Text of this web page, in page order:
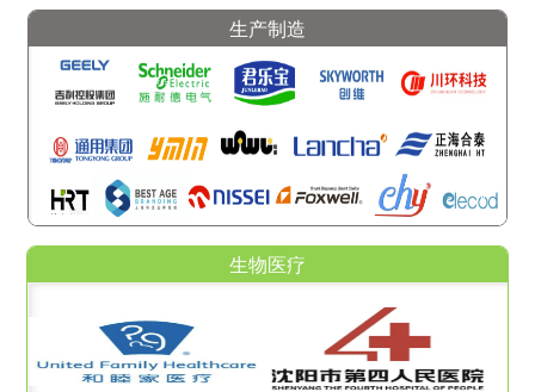
生产制造
生物医疗